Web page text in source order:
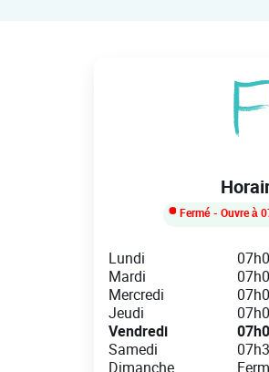
Fermé- Ouvre à
Day of the Week Hours
Lundi
Mardi
Mercredi
Jeudi
Vendredi
Samedi
Dimanche